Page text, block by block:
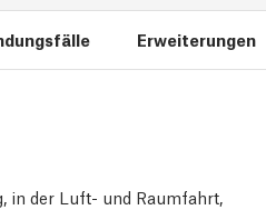
Erweiterungen
in der Luft- und Raumfahrt,